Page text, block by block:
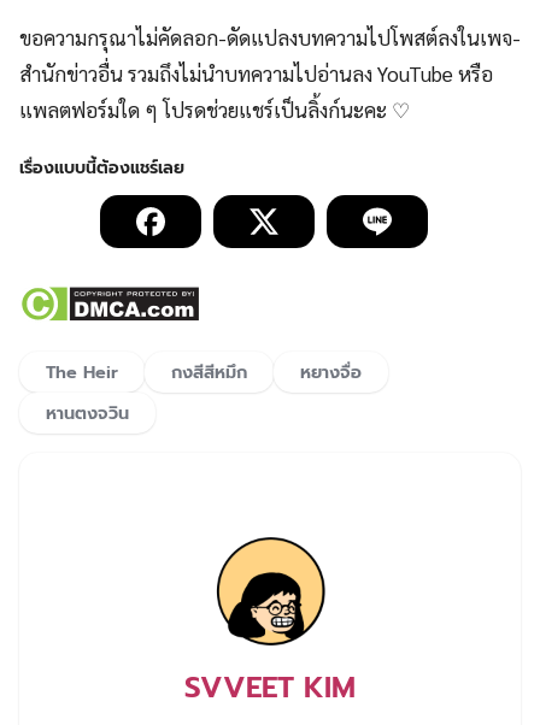
ขอความกรุณาไม่คัดลอก-ดัดแปลงบทความไปโพสต์ลงในเพจ-
สำนักข่าวอื่น รวมถึงไม่นำบทความไปอ่านลง YouTube หรือ
แพลตฟอร์มใด ๆ โปรดช่วยแชร์เป็นลิ้งก์นะคะ ♡
The Heir กงสีสีหมึก
หยางจื่อ
หานตงจวิน
SVVEET KIM